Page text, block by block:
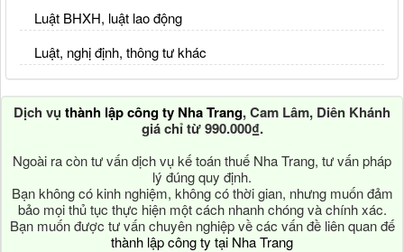
Luật BHXH, luật lao động
Luật, nghị định, thông tư khác
Dịch vụ thành lập công ty Nha Trang, Cam Lâm, Diên Khánh
giá chỉ từ 990.000₫.
Ngoài ra còn tư vấn dịch vụ kế toán thuế Nha Trang, tư vấn pháp
lý đúng quy định.
Bạn không có kinh nghiệm, không có thời gian, nhưng muốn đảm
bảo mọi thủ tục thực hiện một cách nhanh chóng và chính xác.
Bạn muốn được tư vấn chuyên nghiệp về các vấn đề liên quan đế
thành lập công ty tại Nha Trang